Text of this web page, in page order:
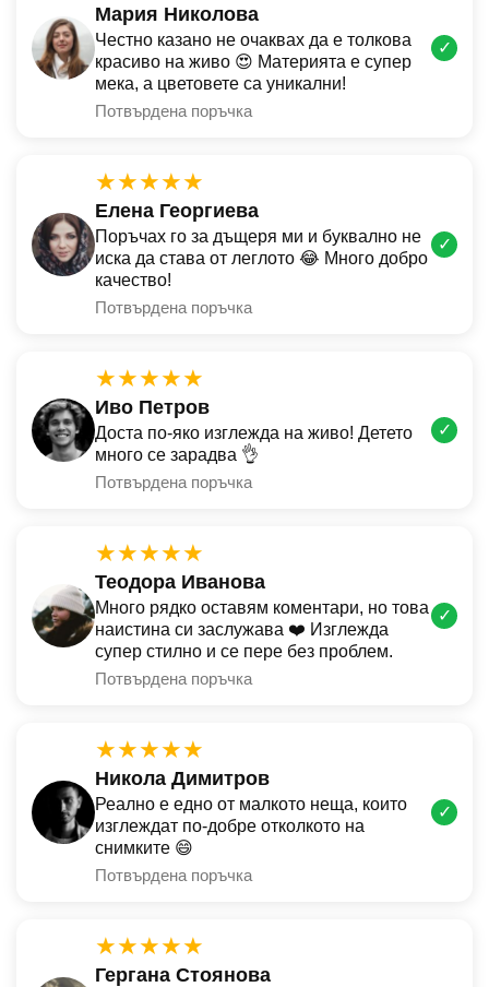
Мария Николова
Честно казано не очаквах да е толкова
красиво на живо 😍 Материята е супер
мека, а цветовете са уникални!
Потвърдена поръчка
✓
★★★★★
Елена Георгиева
Поръчах го за дъщеря ми и буквално не
иска да става от леглото 😂 Много добро
качество!
Потвърдена поръчка
✓
★★★★★
Иво Петров
Доста по-яко изглежда на живо! Детето
много се зарадва 👌
Потвърдена поръчка
✓
★★★★★
Теодора Иванова
Много рядко оставям коментари, но това
наистина си заслужава ❤️ Изглежда
супер стилно и се пере без проблем.
Потвърдена поръчка
✓
★★★★★
Никола Димитров
Реално е едно от малкото неща, които
изглеждат по-добре отколкото на
снимките 😄
Потвърдена поръчка
✓
★★★★★
Гергана Стоянова